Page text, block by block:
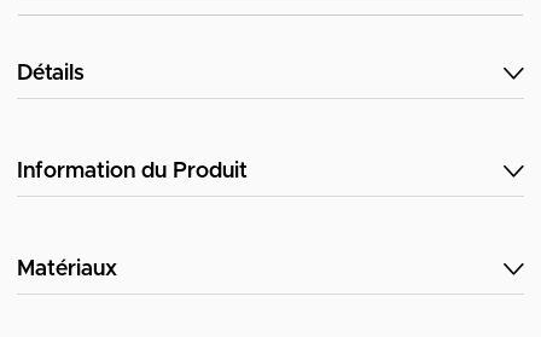
Détails
Information du Produit
Matériaux